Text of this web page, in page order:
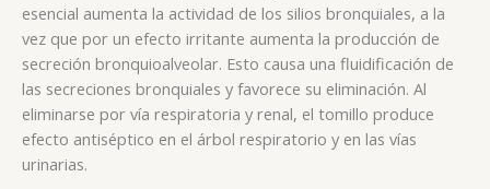
esencial aumenta la actividad de los silios bronquiales, a la
vez que por un efecto irritante aumenta la producción de
secreción bronquioalveolar. Esto causa una fluidificación de
las secreciones bronquiales y favorece su eliminación. Al
eliminarse por vía respiratoria y renal, el tomillo produce
efecto antiséptico en el árbol respiratorio y en las vías
urinarias.